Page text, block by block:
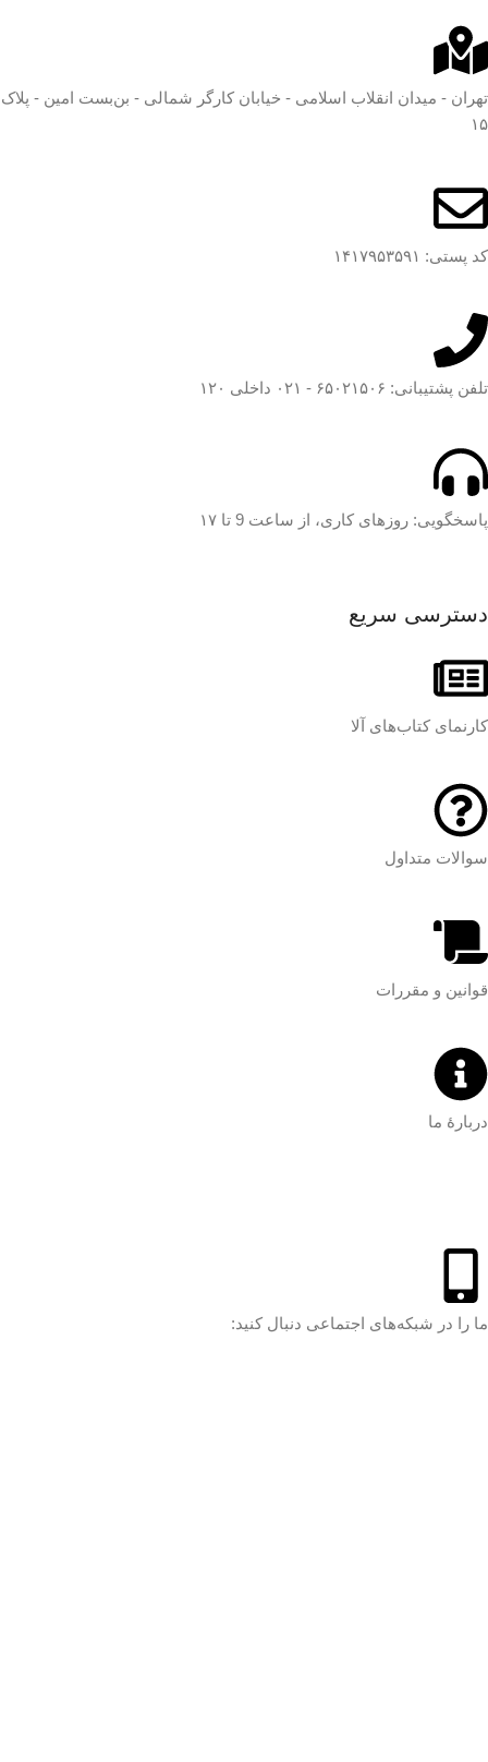
تهران - میدان انقلاب اسلامی - خیابان کارگر شمالی - بن‌بست امین - پلاک
۱۵
کد پستی: ۱۴۱۷۹۵۳۵۹۱
تلفن پشتیبانی: ۶۵۰۲۱۵۰۶ - ۰۲۱ داخلی ۱۲۰
پاسخگویی: روزهای کاری، از ساعت 9 تا ۱۷
دسترسی سریع
کارنمای کتاب‌های آلا
سوالات متداول
قوانین و مقررات
دربارۀ ما
ما را در شبکه‌های اجتماعی دنبال کنید: